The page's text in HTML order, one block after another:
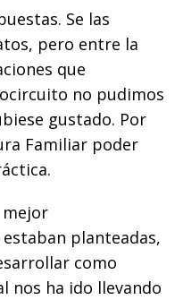
Se las
pero entre la
que
no pudimos
gustado. Por
Familiar poder
planteadas,
como
nos ha ido llevando